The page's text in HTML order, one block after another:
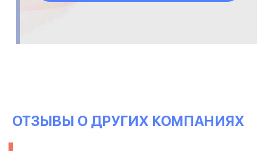
ОТЗЫВЫ О ДРУГИХ КОМПАНИЯХ